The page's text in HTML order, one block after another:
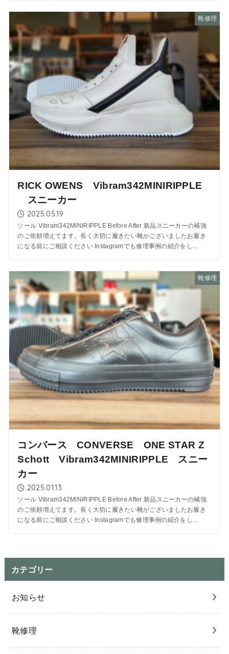
靴修理
RICK OWENS Vibram342MINIRIPPLE
スニーカー
2025.05.19
ソール Vibram342MINIRIPPLE Before After 新品スニーカーの補強
のご依頼増えてます。長く大切に履きたい靴がございましたお履き
になる前にご相談ください Instagramでも修理事例の紹介をし...
靴修理
コンバース CONVERSE ONE STAR Z
Schott Vibram342MINIRIPPLE スニー
カー
2025.01.13
ソール Vibram342MINIRIPPLE Before After 新品スニーカーの補強
のご依頼増えてます。長く大切に履きたい靴がございましたお履き
になる前にご相談ください Instagramでも修理事例の紹介をし...
カテゴリー
お知らせ
靴修理